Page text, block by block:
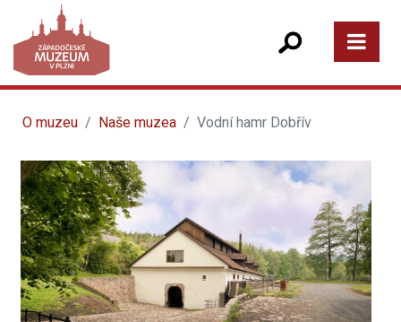
O muzeu Naše muzea Vodní hamr Dobřív